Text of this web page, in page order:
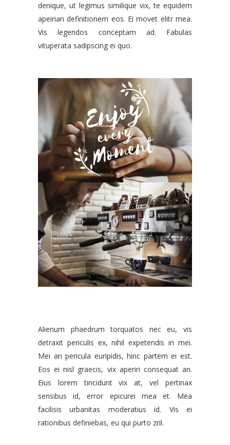
denique, ut legimus similique vix, te equidem
apeirian definitionem eos. Ei movet elitr mea.
Vis legendos conceptam ad. Fabulas
vituperata sadipscing ei quo.
Alienum phaedrum torquatos nec eu, vis
detraxit periculis ex, nihil expetendis in mei.
Mei an pericula euripidis, hinc partem ei est.
Eos ei nisl graecis, vix aperiri consequat an.
Eius lorem tincidunt vix at, vel pertinax
sensibus id, error epicurei mea et. Mea
facilisis urbanitas moderatius id. Vis ei
rationibus definiebas, eu qui purto zril.